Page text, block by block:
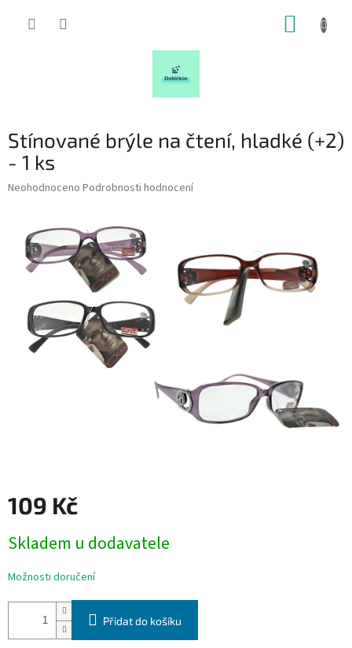
Stínované brýle na čtení, hladké (+2)
- 1 ks
Průměrné
Neohodnoceno Podrobnosti hodnocení
109 Kč
cena:
Skladem u dodavatele
Možnosti doručení
Přidat do košíku